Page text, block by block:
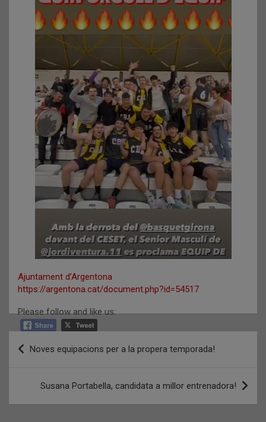
Ajuntament d’Argentona
https://argentona.cat/document.php?id=54517
Please follow and like us:
Navegació
d'entrades
Noves equipacions per a la propera temporada!
Susana Portabella, candidata a millor entrenadora!